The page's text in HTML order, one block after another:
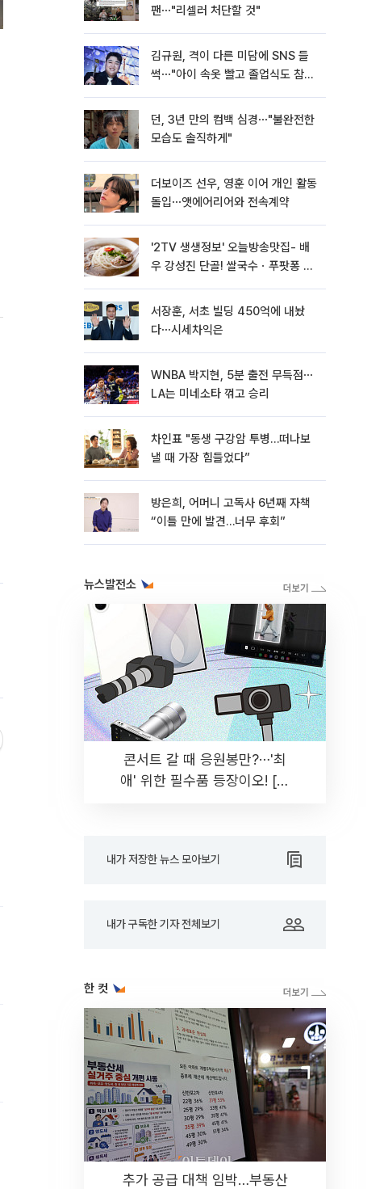
팬⋯"리셀러 처단할 것"
김규원, 격이 다른 미담에 SNS 들
썩⋯"아이 속옷 빨고 졸업식도 참
던, 3년 만의 컴백 심경⋯"불완전한
모습도 솔직하게"
더보이즈 선우, 영훈 이어 개인 활동
돌입⋯앳에어리어와 전속계약
'2TV 생생정보' 오늘방송맛집- 배
우 강성진 단골! 쌀국수ㆍ푸팟퐁 커
서장훈, 서초 빌딩 450억에 내놨
다⋯시세차익은
WNBA 박지현, 5분 출전 무득점⋯
LA는 미네소타 꺾고 승리
차인표 "동생 구강암 투병…떠나보
낼 때 가장 힘들었다”
방은희, 어머니 고독사 6년째 자책
“이틀 만에 발견…너무 후회”
뉴스발전소
콘서트 갈 때 응원봉만?⋯'최
애' 위한 필수품 등장이오! [솔
내가 저장한 뉴스 모아보기
내가 구독한 기자 전체보기
한 컷
추가 공급 대책 임박…부동산